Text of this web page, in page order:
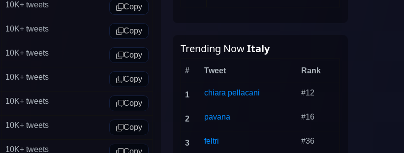
10K+ tweets Copy
10K+ tweets Copy
10K+ tweets Copy
10K+ tweets Copy
10K+ tweets Copy
10K+ tweets Copy
10K+ tweets
Trending NowItaly
# Tweet Rank
1 chiara pellacani #12
2 pavana #16
3 feltri #36